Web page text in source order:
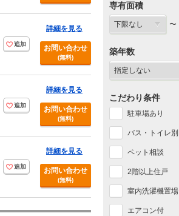
追加
詳細を見る
お問い合わせ
(無料)
追加
詳細を見る
お問い合わせ
(無料)
追加
詳細を見る
お問い合わせ
(無料)
専有面積
〜
築年数
こだわり条件
駐車場あり
バス・トイレ別
ペット相談
2階以上住戸
室内洗濯機置場
エアコン付